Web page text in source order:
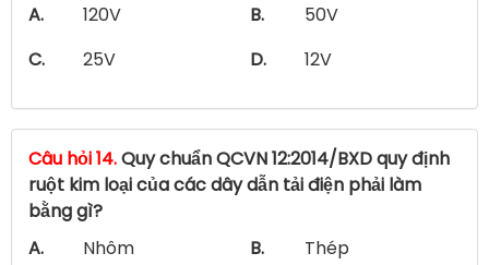
A.
120V B.
50V
C.
25V D. 12V
Câu hỏi 14.Quy chuẩn QCVN 12:2014/BXD quy định
ruột kim loại của các dây dẫn tải điện phải làm
bằng gì?
A.
Nhôm B.
Thép